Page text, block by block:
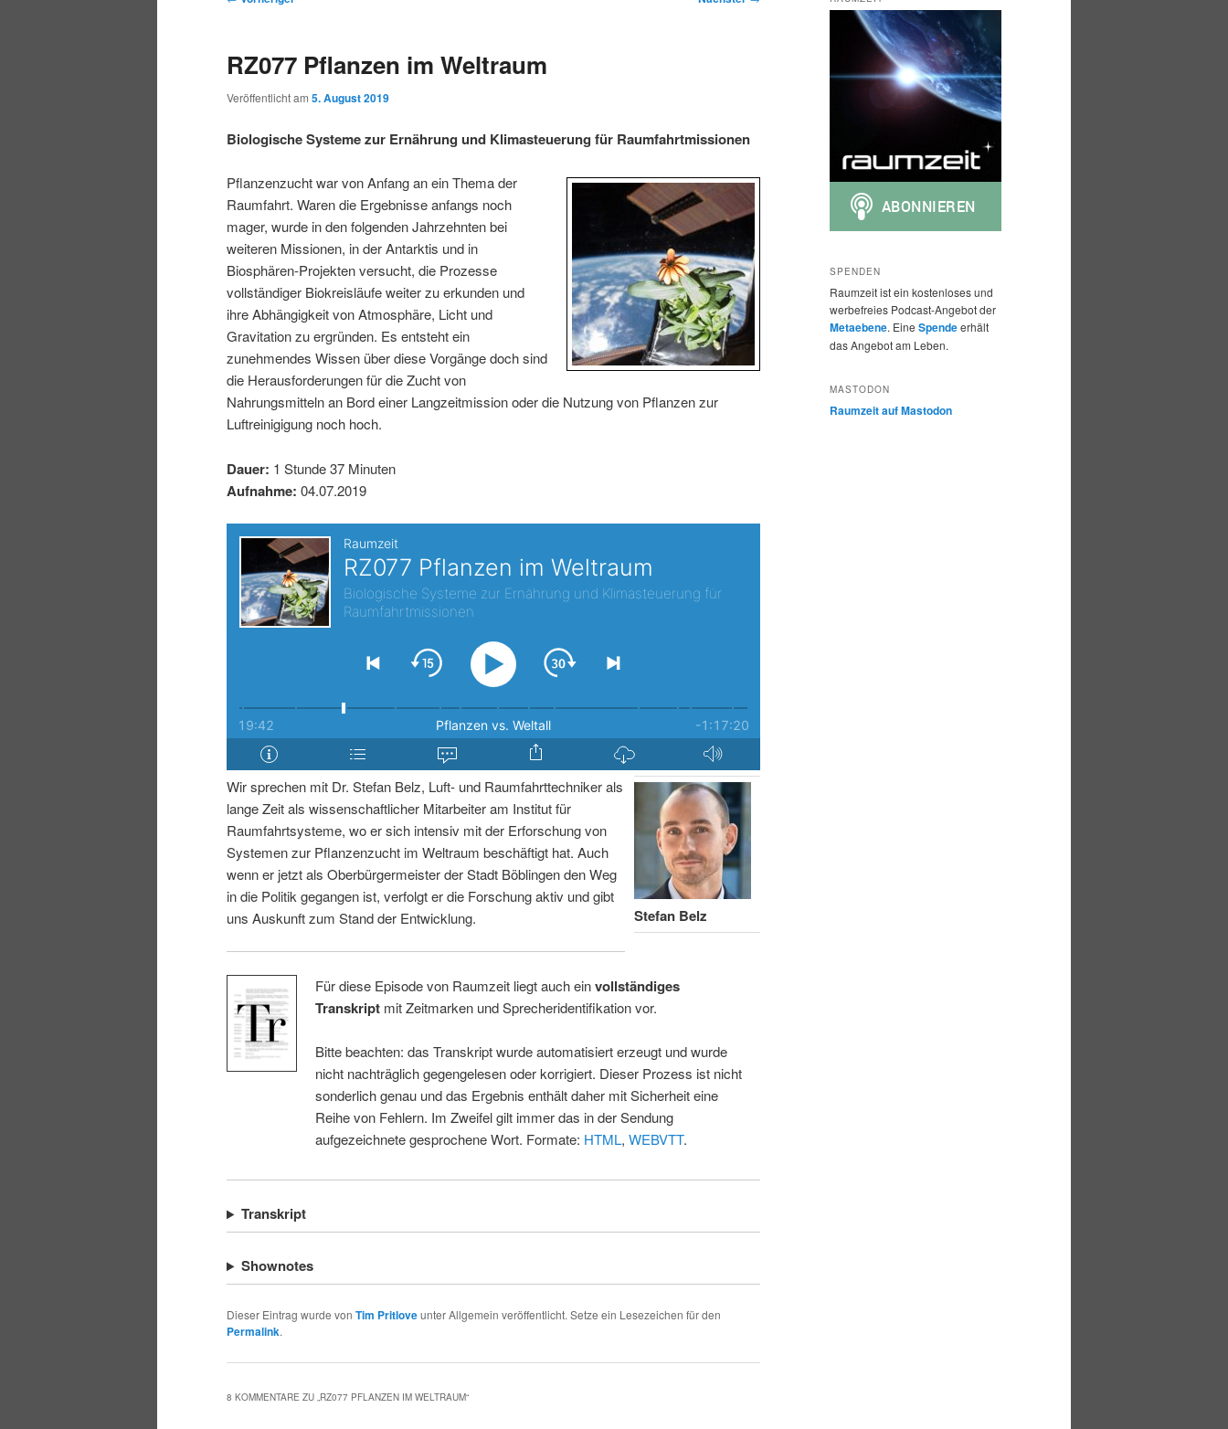
p
m
ä
r
e
n
I
n
h
a
l
s
r
i
n
g
e
n
s
u
n
d
ä
r
e
n
I
n
h
l
s
p
r
i
n
g
e
t
a
s
a
v
i
g
a
t
i
o
n
RZ077 Pflanzen im Weltraum
Veröffentlicht am 5. August 2019
Biologische Systeme zur Ernährung und Klimasteuerung für Raumfahrtmissionen
Pflanzenzucht war von Anfang an ein Thema der
Raumfahrt. Waren die Ergebnisse anfangs noch
mager, wurde in den folgenden Jahrzehnten bei
weiteren Missionen, in der Antarktis und in
Biosphären-Projekten versucht, die Prozesse
vollständiger Biokreisläufe weiter zu erkunden und
ihre Abhängigkeit von Atmosphäre, Licht und
Gravitation zu ergründen. Es entsteht ein
zunehmendes Wissen über diese Vorgänge doch sind
die Herausforderungen für die Zucht von
Nahrungsmitteln an Bord einer Langzeitmission oder die Nutzung von Pflanzen zur
Luftreinigigung noch hoch.
Dauer: 1 Stunde 37 Minuten
Aufnahme: 04.07.2019
Stefan Belz
Wir sprechen mit Dr. Stefan Belz, Luft- und Raumfahrttechniker als
lange Zeit als wissenschaftlicher Mitarbeiter am Institut für
Raumfahrtsysteme, wo er sich intensiv mit der Erforschung von
Systemen zur Pflanzenzucht im Weltraum beschäftigt hat. Auch
wenn er jetzt als Oberbürgermeister der Stadt Böblingen den Weg
in die Politik gegangen ist, verfolgt er die Forschung aktiv und gibt
uns Auskunft zum Stand der Entwicklung.
Für diese Episode von Raumzeit liegt auch einvollständiges
Transkriptmit Zeitmarken und Sprecheridentifikation vor.
Bitte beachten: das Transkript wurde automatisiert erzeugt und wurde
nicht nachträglich gegengelesen oder korrigiert. Dieser Prozess ist nicht
sonderlich genau und das Ergebnis enthält daher mit Sicherheit eine
Reihe von Fehlern. Im Zweifel gilt immer das in der Sendung
aufgezeichnete gesprochene Wort. Formate: HTML, WEBVTT.
Transkript
Shownotes
Dieser Eintrag wurde von Tim Pritloveunter Allgemein veröffentlicht. Setze ein Lesezeichen für den
Permalink.
8 KOMMENTARE ZU „RZ077 PFLANZEN IM WELTRAUM“
SPENDEN
Raumzeit ist ein kostenloses und
werbefreies Podcast-Angebot der
Metaebene. Eine Spendeerhält
das Angebot am Leben.
MASTODON
Raumzeit auf Mastodon